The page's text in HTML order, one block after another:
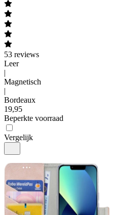
53 reviews
Leer
|
Magnetisch
|
Bordeaux
19,95
Beperkte voorraad
Vergelijk